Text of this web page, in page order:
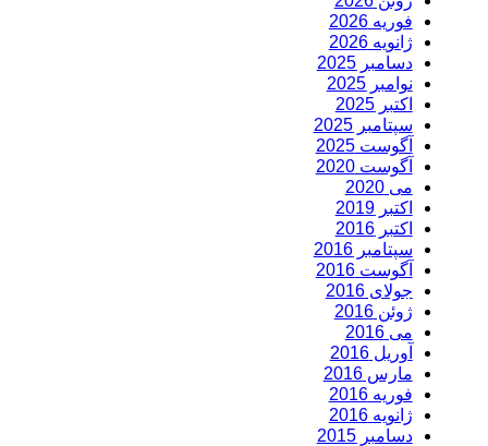
فوریه 2026
ژانویه 2026
دسامبر 2025
نوامبر 2025
اکتبر 2025
سپتامبر 2025
آگوست 2025
آگوست 2020
می 2020
اکتبر 2019
اکتبر 2016
سپتامبر 2016
آگوست 2016
جولای 2016
ژوئن 2016
می 2016
آوریل 2016
مارس 2016
فوریه 2016
ژانویه 2016
دسامبر 2015